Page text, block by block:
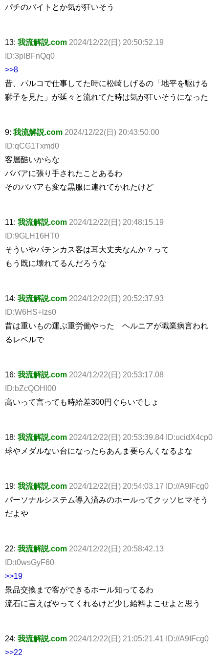
パチのバイトとか気が狂いそう
13: 我流解説.com 2024/12/22(日) 20:50:52.19
ID:3plBFnQq0
>>8
昔、パルコで仕事してた時に松崎しげるの「地平を駆ける
獅子を見た」が延々と流れてた時は気が狂いそうになった
9: 我流解説.com 2024/12/22(日) 20:43:50.00
ID:qCG1Txmd0
客層酷いからな
ババアに張り手されたことあるわ
そのババアも変な黒服に連れてかれたけど
11: 我流解説.com 2024/12/22(日) 20:48:15.19
ID:9GLH16HT0
そういやパチンカス客は耳大丈夫なんか？って
もう既に壊れてるんだろうな
14: 我流解説.com 2024/12/22(日) 20:52:37.93
ID:W6HS+lzs0
昔は重いもの運ぶ重労働やった ヘルニアが職業病言われ
るレベルで
16: 我流解説.com 2024/12/22(日) 20:53:17.08
ID:bZcQOHl00
高いって言っても時給差300円ぐらいでしょ
18: 我流解説.com 2024/12/22(日) 20:53:39.84 ID:ucidX4cp0
球やメダルない台になったらあんま要らんくなるよな
19: 我流解説.com 2024/12/22(日) 20:54:03.17 ID://A9IFcg0
パーソナルシステム導入済みのホールってクッソヒマそう
だよや
22: 我流解説.com 2024/12/22(日) 20:58:42.13
ID:t0wsGyF60
>>19
景品交換まで客ができるホール知ってるわ
流石に言えばやってくれるけど少し給料よこせよと思う
24: 我流解説.com 2024/12/22(日) 21:05:21.41 ID://A9IFcg0
>>22